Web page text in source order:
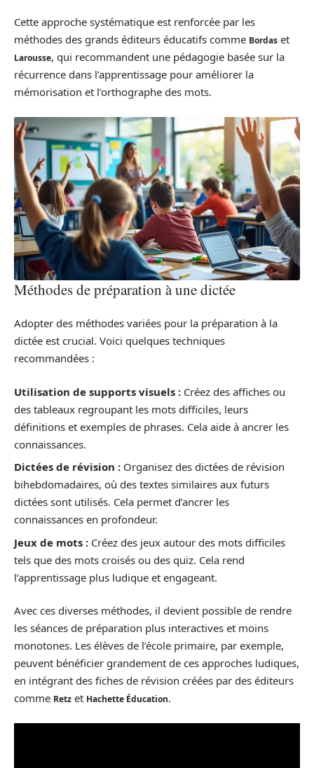
Cette approche systématique est renforcée par les
méthodes des grands éditeurs éducatifs comme Bordas et
Larousse, qui recommandent une pédagogie basée sur la
récurrence dans l’apprentissage pour améliorer la
mémorisation et l’orthographe des mots.
Méthodes de préparation à une dictée
Adopter des méthodes variées pour la préparation à la
dictée est crucial. Voici quelques techniques
recommandées :
Utilisation de supports visuels : Créez des affiches ou
des tableaux regroupant les mots difficiles, leurs
définitions et exemples de phrases. Cela aide à ancrer les
connaissances.
Dictées de révision : Organisez des dictées de révision
bihebdomadaires, où des textes similaires aux futurs
dictées sont utilisés. Cela permet d’ancrer les
connaissances en profondeur.
Jeux de mots : Créez des jeux autour des mots difficiles
tels que des mots croisés ou des quiz. Cela rend
l’apprentissage plus ludique et engageant.
Avec ces diverses méthodes, il devient possible de rendre
les séances de préparation plus interactives et moins
monotones. Les élèves de l’école primaire, par exemple,
peuvent bénéficier grandement de ces approches ludiques,
en intégrant des fiches de révision créées par des éditeurs
comme Retz et Hachette Éducation.